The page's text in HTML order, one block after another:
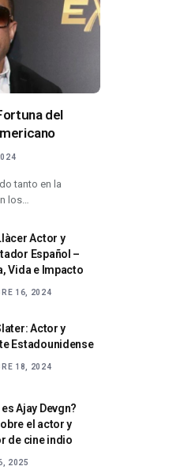
del
tanto en la
los…
Actor y
Español –
Vida e Impacto
16, 2024
Actor y
Estadounidense
18, 2024
Ajay Devgn?
el actor y
de cine indio
2025